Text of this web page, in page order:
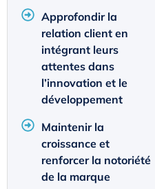
Approfondir la
relation client en
intégrant leurs
attentes dans
l’innovation et le
développement
Maintenir la
croissance et
renforcer la notoriété
de la marque